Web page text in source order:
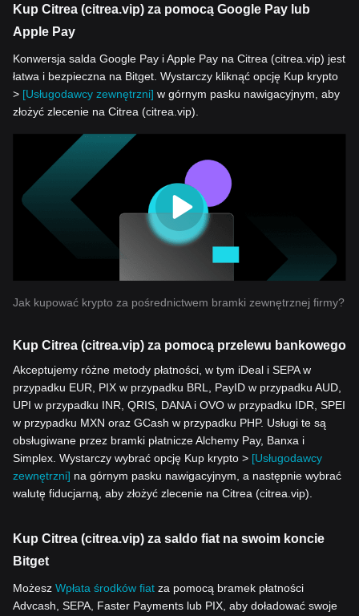
Kup Citrea (citrea.vip) za pomocą Google Pay lub
Apple Pay
Konwersja salda Google Pay i Apple Pay na Citrea (citrea.vip) jest
łatwa i bezpieczna na Bitget. Wystarczy kliknąć opcję Kup krypto
> [Usługodawcy zewnętrzni] w górnym pasku nawigacyjnym, aby
złożyć zlecenie na Citrea (citrea.vip).
Jak kupować krypto za pośrednictwem bramki zewnętrznej firmy?
Kup Citrea (citrea.vip) za pomocą przelewu bankowego
Akceptujemy różne metody płatności, w tym iDeal i SEPA w
przypadku EUR, PIX w przypadku BRL, PayID w przypadku AUD,
UPI w przypadku INR, QRIS, DANA i OVO w przypadku IDR, SPEI
w przypadku MXN oraz GCash w przypadku PHP. Usługi te są
obsługiwane przez bramki płatnicze Alchemy Pay, Banxa i
Simplex. Wystarczy wybrać opcję Kup krypto > [Usługodawcy
zewnętrzni] na górnym pasku nawigacyjnym, a następnie wybrać
walutę fiducjarną, aby złożyć zlecenie na Citrea (citrea.vip).
Kup Citrea (citrea.vip) za saldo fiat na swoim koncie
Bitget
Możesz Wpłata środków fiat za pomocą bramek płatności
Advcash, SEPA, Faster Payments lub PIX, aby doładować swoje